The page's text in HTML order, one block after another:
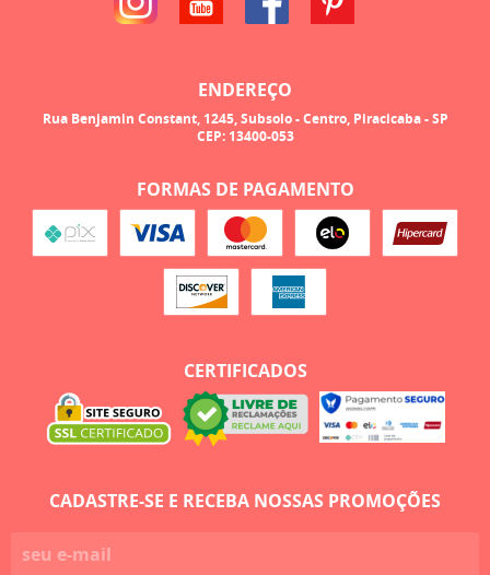
ENDEREÇO
Rua Benjamin Constant, 1245, Subsolo-Centro, Piracicaba-SP
CEP: 13400-053
FORMAS DE PAGAMENTO
CERTIFICADOS
CADASTRE-SE E RECEBA NOSSAS PROMOÇÕES